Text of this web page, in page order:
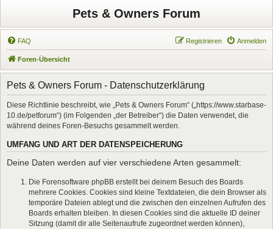
Pets & Owners Forum
FAQ Anmelden
Registrieren
Foren-Übersicht
Pets & Owners Forum - Datenschutzerklärung
Diese Richtlinie beschreibt, wie „Pets & Owners Forum“ („https://www.starbase-
10.de/petforum“) (im Folgenden „der Betreiber“) die Daten verwendet, die
während deines Foren-Besuchs gesammelt werden.
UMFANG UND ART DER DATENSPEICHERUNG
Deine Daten werden auf vier verschiedene Arten gesammelt:
Die Forensoftware phpBB erstellt bei deinem Besuch des Boards
mehrere Cookies. Cookies sind kleine Textdateien, die dein Browser als
temporäre Dateien ablegt und die zwischen den einzelnen Aufrufen des
Boards erhalten bleiben. In diesen Cookies sind die aktuelle ID deiner
Sitzung (damit dir alle Seitenaufrufe zugeordnet werden können),